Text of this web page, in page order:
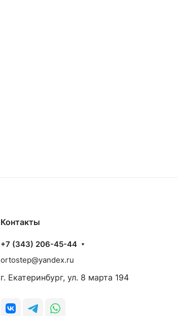
Контакты
+7 (343) 206-45-44
ortostep@yandex.ru
г. Екатеринбург, ул. 8 марта 194